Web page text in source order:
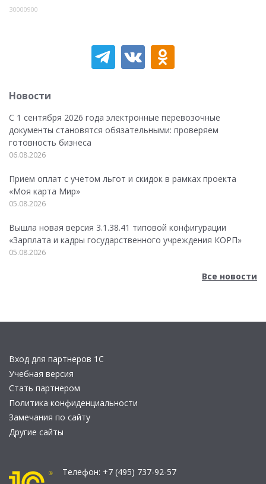
30000900
Новости
С 1 сентября 2026 года электронные перевозочные
документы становятся обязательными: проверяем
готовность бизнеса
06.08.2026
Прием оплат с учетом льгот и скидок в рамках проекта
«Моя карта Мир»
05.08.2026
Вышла новая версия 3.1.38.41 типовой конфигурации
«Зарплата и кадры государственного учреждения КОРП»
05.08.2026
Все новости
Вход для партнеров 1С
Учебная версия
Стать партнером
Политика конфиденциальности
Замечания по сайту
Другие сайты
Телефон: +7 (495) 737-92-57